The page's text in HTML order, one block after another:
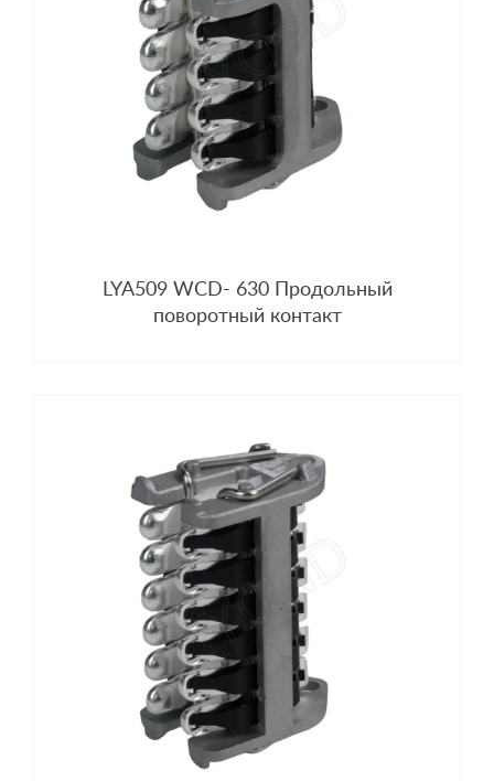
LYA509 WCD- 630 Продольный
поворотный контакт